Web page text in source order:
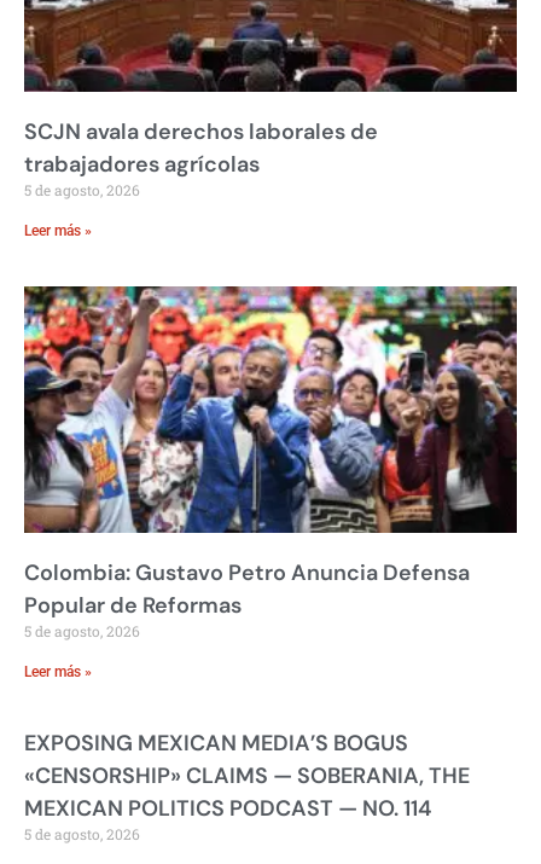
SCJN avala derechos laborales de
trabajadores agrícolas
5 de agosto, 2026
Leer más »
Colombia: Gustavo Petro Anuncia Defensa
Popular de Reformas
5 de agosto, 2026
Leer más »
EXPOSING MEXICAN MEDIA’S BOGUS
«CENSORSHIP» CLAIMS — SOBERANIA, THE
MEXICAN POLITICS PODCAST — NO. 114
5 de agosto, 2026